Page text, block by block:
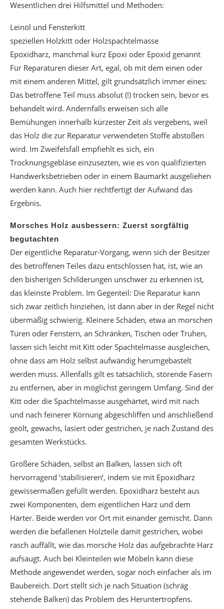
Wesentlichen drei Hilfsmittel und Methoden:
Leinöl und Fensterkitt
speziellen Holzkitt oder Holzspachtelmasse
Epoxidharz, manchmal kurz Epoxi oder Epoxid genannt
Für Reparaturen dieser Art, egal, ob mit dem einen oder
mit einem anderen Mittel, gilt grundsätzlich immer eines:
Das betroffene Teil muss absolut (!) trocken sein, bevor es
behandelt wird. Andernfalls erweisen sich alle
Bemühungen innerhalb kürzester Zeit als vergebens, weil
das Holz die zur Reparatur verwendeten Stoffe abstoßen
wird. Im Zweifelsfall empfiehlt es sich, ein
Trocknungsgebläse einzusezten, wie es von qualifizierten
Handwerksbetrieben oder in einem Baumarkt ausgeliehen
werden kann. Auch hier rechtfertigt der Aufwand das
Ergebnis.
Morsches Holz ausbessern: Zuerst sorgfältig
begutachten
Der eigentliche Reparatur-Vorgang, wenn sich der Besitzer
des betroffenen Teiles dazu entschlossen hat, ist, wie an
den bisherigen Schilderungen unschwer zu erkennen ist,
das kleinste Problem. Im Gegenteil: Die Reparatur kann
sich zwar zeitlich hinziehen, ist dann aber in der Regel nicht
übermäßig schwierig. Kleinere Schäden, etwa an morschen
Türen oder Fenstern, an Schränken, Tischen oder Truhen,
lassen sich leicht mit Kitt oder Spachtelmasse ausgleichen,
ohne dass am Holz selbst aufwändig herumgebastelt
werden muss. Allenfalls gilt es tatsächlich, störende Fasern
zu entfernen, aber in möglichst geringem Umfang. Sind der
Kitt oder die Spachtelmasse ausgehärtet, wird mit nach
und nach feinerer Körnung abgeschliffen und anschließend
geölt, gewachs, lasiert oder gestrichen, je nach Zustand des
gesamten Werkstücks.
Größere Schäden, selbst an Balken, lassen sich oft
hervorragend ’stabilisieren‘, indem sie mit Epoxidharz
gewissermaßen gefüllt werden. Epoxidharz besteht aus
zwei Komponenten, dem eigentlichen Harz und dem
Härter. Beide werden vor Ort mit einander gemischt. Dann
werden die befallenen Holzteile damit gestrichen, wobei
rasch auffällt, wie das morsche Holz das aufgebrachte Harz
aufsaugt. Auch bei Kleinteilen wie Möbeln kann diese
Methode angewendet werden, sogar noch einfacher als im
Baubereich. Dort stellt sich je nach Situation (schräg
stehende Balken) das Problem des Heruntertropfens.